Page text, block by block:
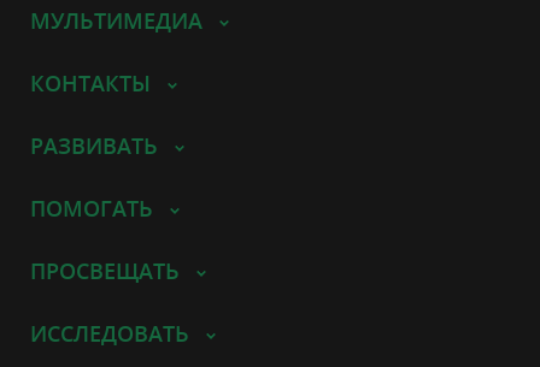
МУЛЬТИМЕДИА
КОНТАКТЫ
РАЗВИВАТЬ
ПОМОГАТЬ
ПРОСВЕЩАТЬ
ИССЛЕДОВАТЬ